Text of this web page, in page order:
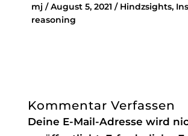
mj /August 5, 2021 / Hindzsights,
reasoning
Kommentar Verfassen
Deine E-Mail-Adresse wird